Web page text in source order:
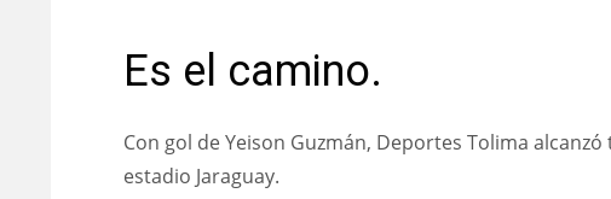
Es el camino.
Con gol de Yeison Guzmán, Deportes Tolima
estadio Jaraguay.